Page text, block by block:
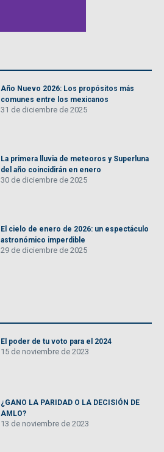
Año Nuevo 2026: Los propósitos más
comunes entre los mexicanos
31 de diciembre de 2025
La primera lluvia de meteoros y Superluna
del año coincidirán en enero
30 de diciembre de 2025
El cielo de enero de 2026: un espectáculo
astronómico imperdible
29 de diciembre de 2025
El poder de tu voto para el 2024
15 de noviembre de 2023
¿GANO LA PARIDAD O LA DECISIÓN DE
AMLO?
13 de noviembre de 2023